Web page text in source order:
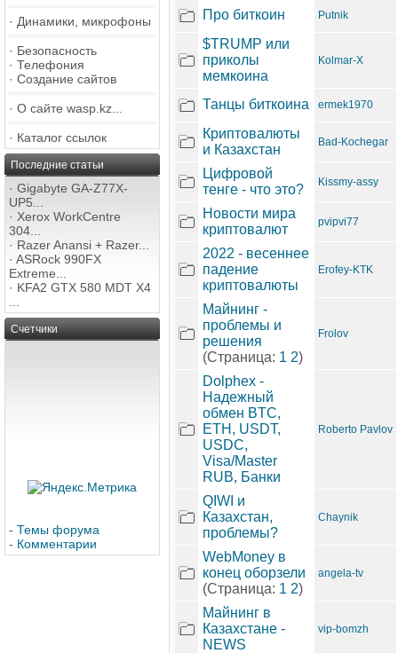
· Динамики, микрофоны
· Безопасность
· Телефония
· Создание сайтов
· О сайте wasp.kz...
· Каталог ссылок
Последние статьи
· Gigabyte GA-Z77X-
UP5...
· Xerox WorkCentre
304...
· Razer Anansi + Razer...
· ASRock 990FX
Extreme...
· KFA2 GTX 580 MDT X4
Счетчики
- Темы форума
- Комментарии
Про биткоин Putnik
$TRUMP или
приколы
мемкоина
Kolmar-X
Танцы биткоина ermek1970
Криптовалюты
и Казахстан
Bad-Kochegar
Цифровой
тенге - что это?
Kissmy-assy
Новости мира
криптовалют
pvipvi77
2022 - весеннее
падение
криптовалюты
Erofey-KTK
Майнинг -
проблемы и
решения
(Страница: 1 2)
Frolov
Dolphex -
Надежный
обмен BTC,
ETH, USDT,
USDC,
Visa/Master
RUB, Банки
Roberto Pavlov
QIWI и
Казахстан,
проблемы?
Chaynik
WebMoney в
конец оборзели
(Страница: 1 2)
angela-tv
Майнинг в
Казахстане -
NEWS
vip-bomzh